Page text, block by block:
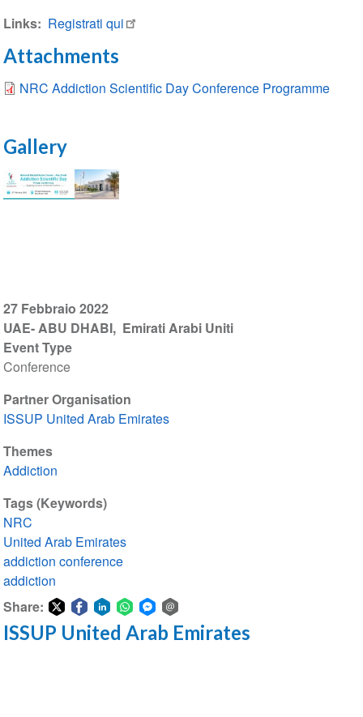
27 Febbraio 2022
UAE- ABU DHABI Emirati Arabi Uniti
Event Type
Conference
Partner Organisation
ISSUP United Arab Emirates
Themes
Addiction
Tags (Keywords)
NRC
United Arab Emirates
addiction conference
addiction
Share:
ShareShareShareShareShareShare
Links Registrati qui
Attachments
NRC Addiction Scientific Day Conference Programme
Gallery
ISSUP United Arab Emirates